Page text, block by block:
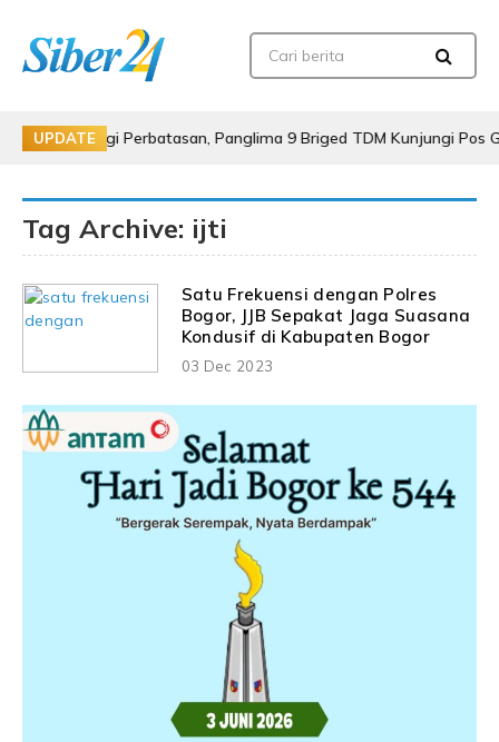
UPDATEPanglima 9 Briged TDM Kunjungi Pos Gabma Temajuk
Tag Archive: ijti
Satu Frekuensi dengan Polres
Bogor, JJB Sepakat Jaga Suasana
Kondusif di Kabupaten Bogor
03 Dec 2023